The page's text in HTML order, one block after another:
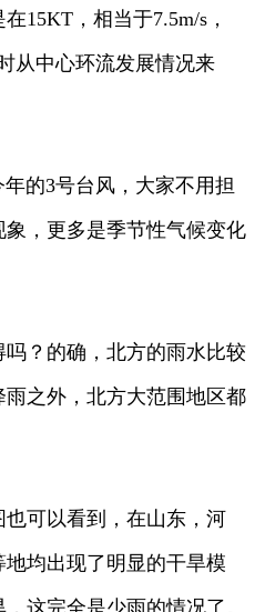
15KT，相当于7.5m/s，
从中心环流发展情况来
的3号台风，大家不用担
，更多是季节性气候变化
？的确，北方的雨水比较
之外，北方大范围地区都
可以看到，在山东，河
均出现了明显的干旱模